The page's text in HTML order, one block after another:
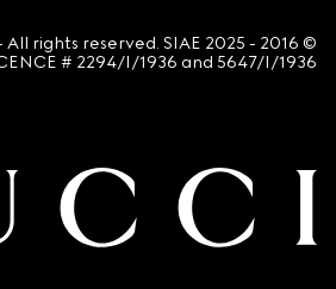
S.p.A. - All rights reserved. SIAE
# 2294/I/1936 and 5647/I/1936